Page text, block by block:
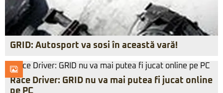
GRID: Autosport va sosi în această vară!
Race Driver: GRID nu va mai putea fi jucat online
pe PC